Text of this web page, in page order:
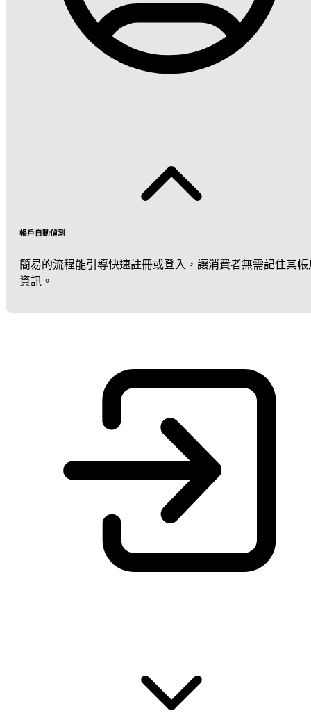
帳戶自動偵測
簡易的流程能引導快速註冊或登入，讓消費者無需記住其帳
資訊。